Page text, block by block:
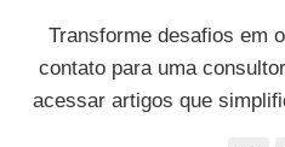
Transforme desafios em
contato para uma
acessar artigos que